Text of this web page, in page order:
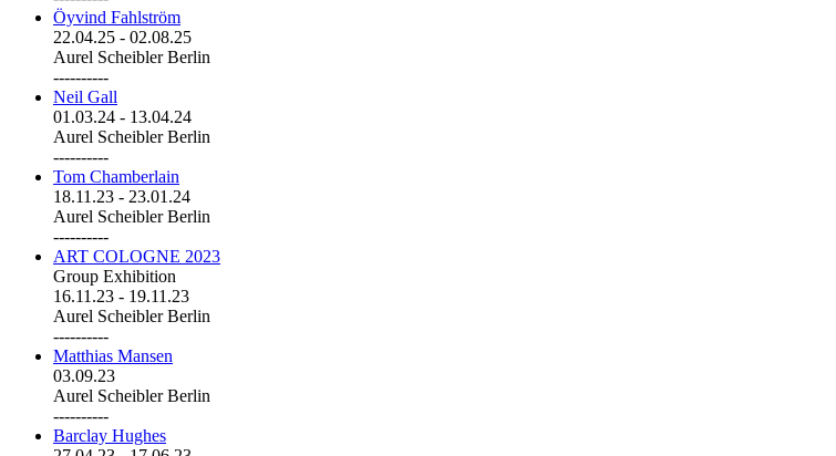
Öyvind Fahlström
22.04.25 - 02.08.25
Aurel Scheibler Berlin
----------
Neil Gall
01.03.24 - 13.04.24
Aurel Scheibler Berlin
----------
Tom Chamberlain
18.11.23 - 23.01.24
Aurel Scheibler Berlin
----------
ART COLOGNE 2023
Group Exhibition
16.11.23 - 19.11.23
Aurel Scheibler Berlin
----------
Matthias Mansen
03.09.23
Aurel Scheibler Berlin
----------
Barclay Hughes